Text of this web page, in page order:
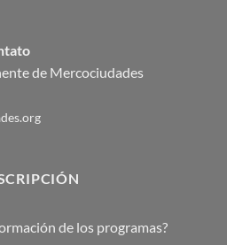
de Mercociudades
de los programas?